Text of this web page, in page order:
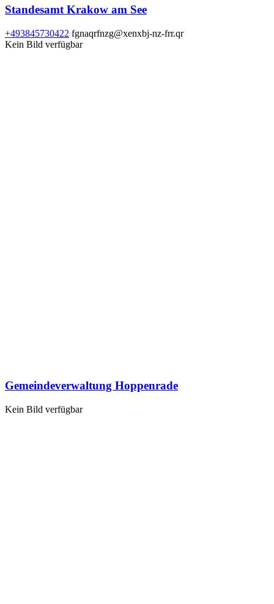
Standesamt Krakow am See
+493845730422 fgnaqrfnzg@xenxbj-nz-frr.qr
Kein Bild verfügbar
Gemeindeverwaltung Hoppenrade
Kein Bild verfügbar